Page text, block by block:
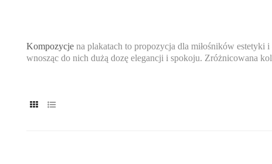
Kompozycje na plakatach to propozycja dla miłośników estetyki
wnosząc do nich dużą dozę elegancji i spokoju. Zróżnicowana